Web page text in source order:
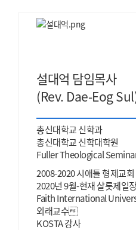
설대억 담임목사
(Rev. Dae-Eog
총신대학교 신학과
총신대학교 신학대학원
Fuller Theological
2008-2020 시애틀 형제교회
2020년 9월-현재 샬롯제일
Faith International
외래교수
KOSTA 강사